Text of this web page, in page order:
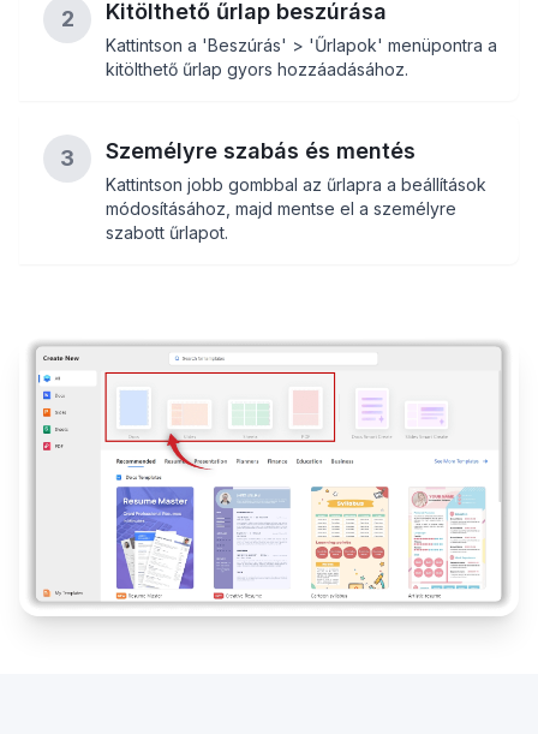
2 Kitölthető űrlap beszúrása
Kattintson a 'Beszúrás' > 'Űrlapok' menüpontra a
kitölthető űrlap gyors hozzáadásához.
3 Személyre szabás és mentés
Kattintson jobb gombbal az űrlapra a beállítások
módosításához, majd mentse el a személyre
szabott űrlapot.